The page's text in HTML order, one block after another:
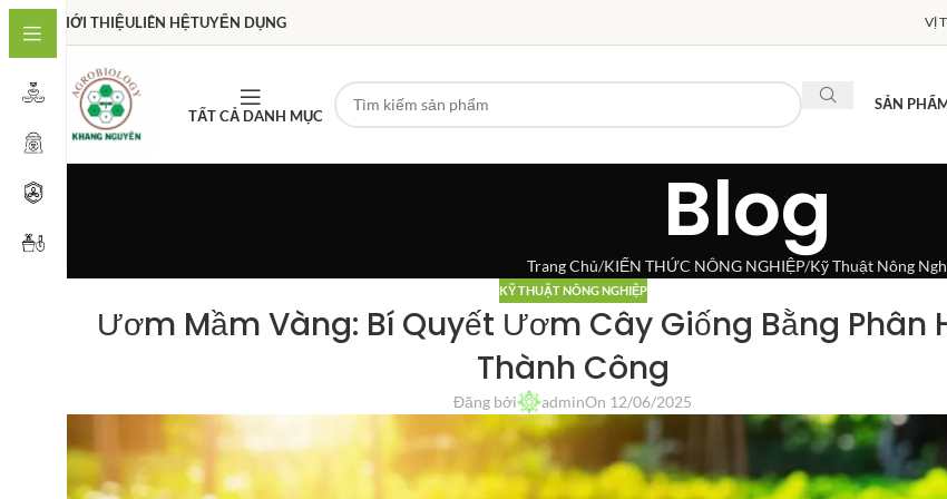
GIỚI THIỆULIÊN HỆTUYỂN DỤNG VỊ
TẤT CẢ DANH MỤC
SẢN
Blog
Trang Chủ KIẾN THỨC NÔNG NGHIỆP Kỹ Thuật Nông
KỸ THUẬT NÔNG NGHIỆP
Ươm Mầm Vàng: Bí Quyết Ươm Cây Giống Bằng Phân
Thành Công
Đăng bởi adminOn 12/06/2025